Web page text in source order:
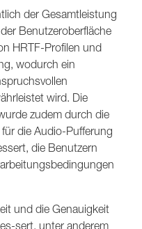
der Gesamtleistung
Benutzeroberfläche
HRTF-Profilen und
wodurch ein
wird. Die
zudem durch die
die Audio-Pufferung
die Benutzern
und die Genauigkeit
sert, unter anderem